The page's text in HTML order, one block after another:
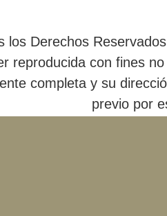
los Derechos
reproducida con fines
completa y su
previo por